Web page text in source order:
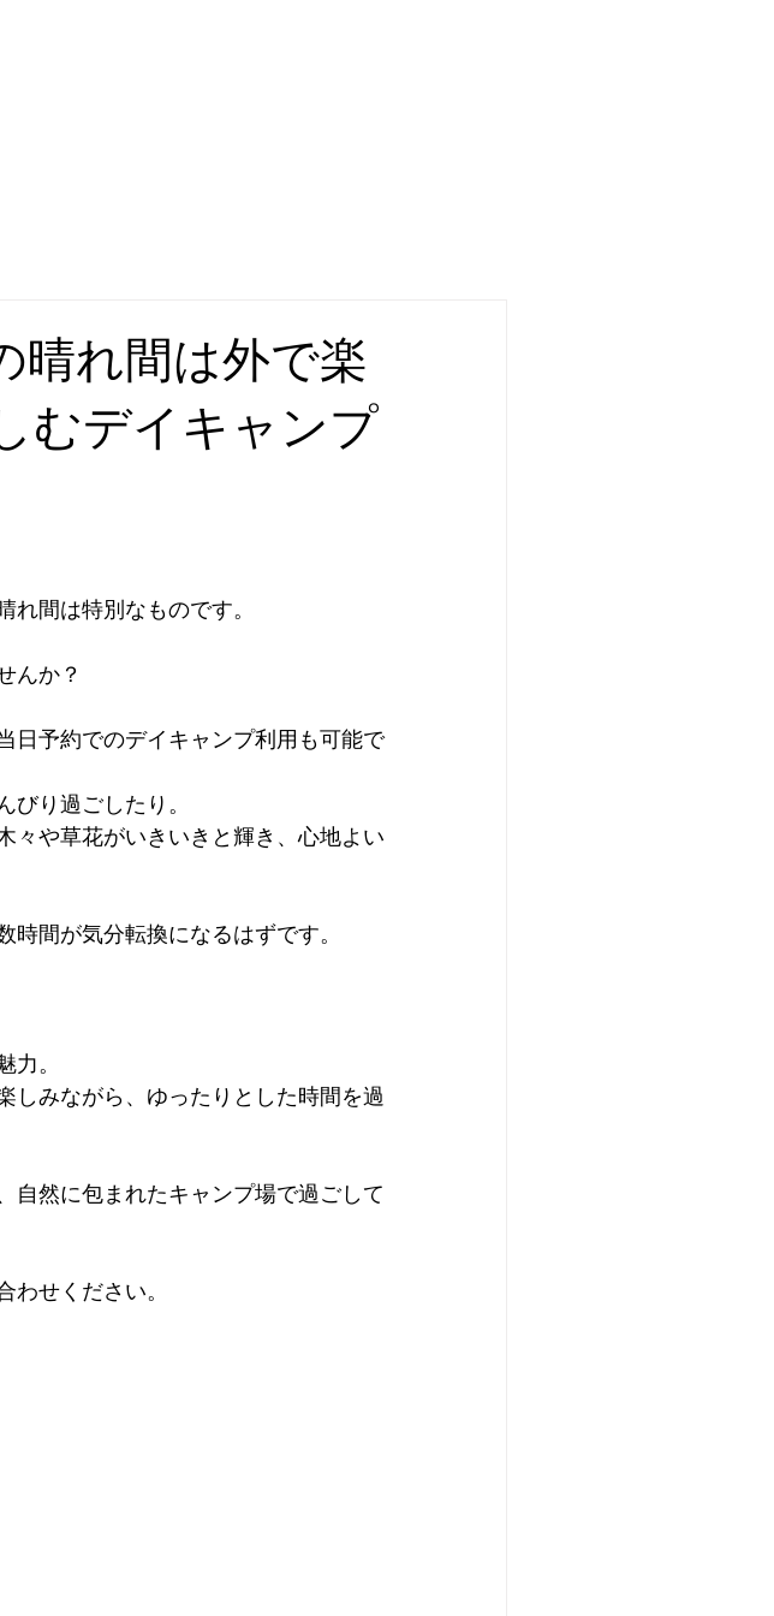
晴れ間は外で楽
むデイキャンプ
間は特別なものです。
んか？
日予約でのデイキャンプ利用も可能で
り過ごしたり。
々や草花がいきいきと輝き、心地よい
間が気分転換になるはずです。
力。
しみながら、ゆったりとした時間を過
自然に包まれたキャンプ場で過ごして
せください。